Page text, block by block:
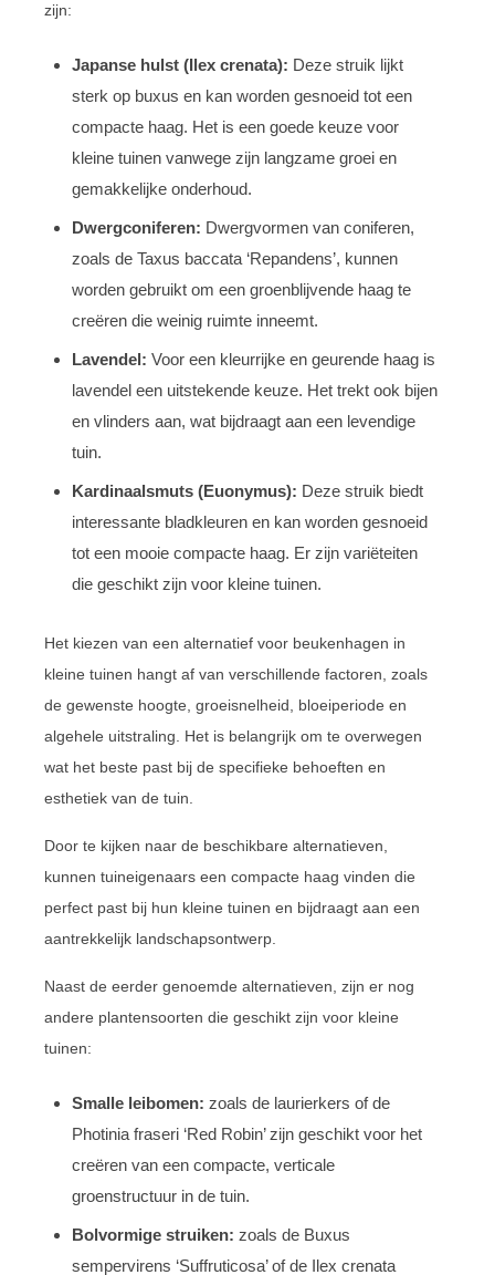
zijn:
Japanse hulst (Ilex crenata): Deze struik lijkt
sterk op buxus en kan worden gesnoeid tot een
compacte haag. Het is een goede keuze voor
kleine tuinen vanwege zijn langzame groei en
gemakkelijke onderhoud.
Dwergconiferen: Dwergvormen van coniferen,
zoals de Taxus baccata ‘Repandens’, kunnen
worden gebruikt om een groenblijvende haag te
creëren die weinig ruimte inneemt.
Lavendel: Voor een kleurrijke en geurende haag is
lavendel een uitstekende keuze. Het trekt ook bijen
en vlinders aan, wat bijdraagt aan een levendige
tuin.
Kardinaalsmuts (Euonymus): Deze struik biedt
interessante bladkleuren en kan worden gesnoeid
tot een mooie compacte haag. Er zijn variëteiten
die geschikt zijn voor kleine tuinen.
Het kiezen van een alternatief voor beukenhagen in
kleine tuinen hangt af van verschillende factoren, zoals
de gewenste hoogte, groeisnelheid, bloeiperiode en
algehele uitstraling. Het is belangrijk om te overwegen
wat het beste past bij de specifieke behoeften en
esthetiek van de tuin.
Door te kijken naar de beschikbare alternatieven,
kunnen tuineigenaars een compacte haag vinden die
perfect past bij hun kleine tuinen en bijdraagt aan een
aantrekkelijk landschapsontwerp.
Naast de eerder genoemde alternatieven, zijn er nog
andere plantensoorten die geschikt zijn voor kleine
tuinen:
Smalle leibomen: zoals de laurierkers of de
Photinia fraseri ‘Red Robin’ zijn geschikt voor het
creëren van een compacte, verticale
groenstructuur in de tuin.
Bolvormige struiken: zoals de Buxus
sempervirens ‘Suffruticosa’ of de Ilex crenata